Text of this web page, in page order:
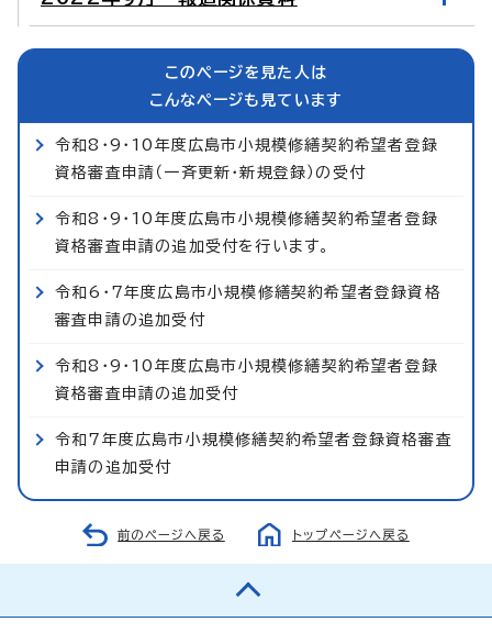
このページを見た人は
こんなページも見ています
令和8・9・10年度広島市小規模修繕契約希望者登録
資格審査申請（一斉更新・新規登録）の受付
令和8・9・10年度広島市小規模修繕契約希望者登録
資格審査申請の追加受付を行います。
令和6・7年度広島市小規模修繕契約希望者登録資格
審査申請の追加受付
令和8・9・10年度広島市小規模修繕契約希望者登録
資格審査申請の追加受付
令和7年度広島市小規模修繕契約希望者登録資格審査
申請の追加受付
前のページへ戻る トップページへ戻る